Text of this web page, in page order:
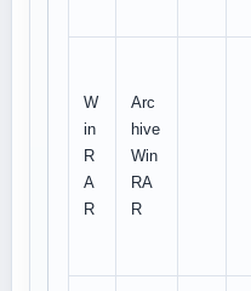
W
in
R
A
R
Arc
hive
Win
RA
R